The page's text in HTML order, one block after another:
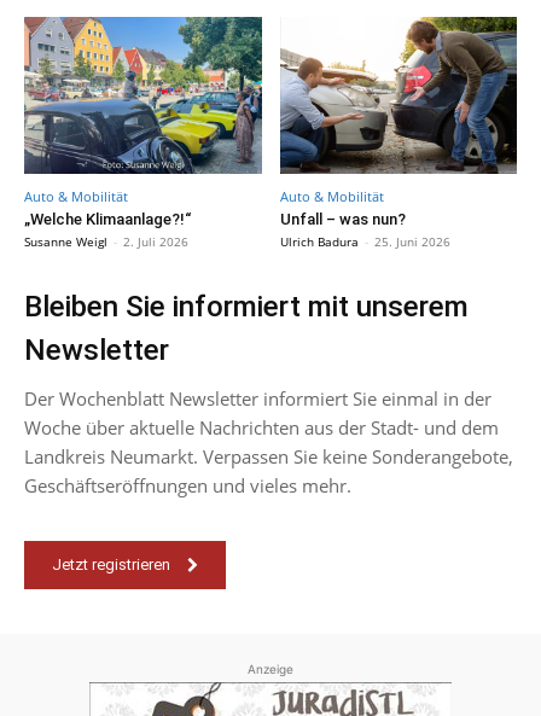
Auto & Mobilität
„Welche Klimaanlage?!“
Susanne Weigl - 2. Juli 2026
Auto & Mobilität
Unfall – was nun?
Ulrich Badura - 25. Juni 2026
Bleiben Sie informiert mit unserem
Newsletter
Der Wochenblatt Newsletter informiert Sie einmal in der
Woche über aktuelle Nachrichten aus der Stadt- und dem
Landkreis Neumarkt. Verpassen Sie keine Sonderangebote,
Geschäftseröffnungen und vieles mehr.
Jetzt registrieren
Anzeige